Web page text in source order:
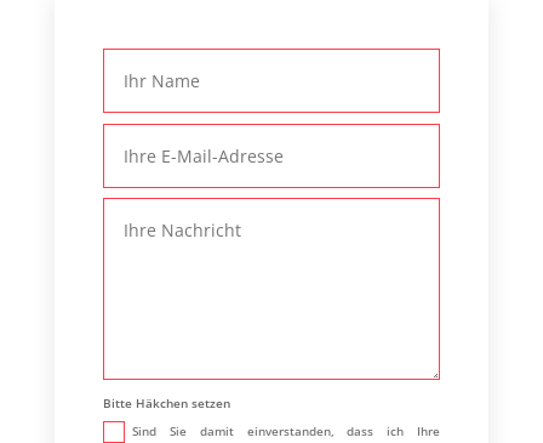
Bitte Häkchen setzen
Sind Sie damit einverstanden, dass ich Ihre